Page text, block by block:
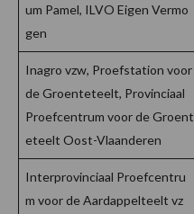
um Pamel, ILVO Eigen Vermo
gen
Inagro vzw, Proefstation voor
de Groenteteelt, Provinciaal
Proefcentrum voor de Groent
eteelt Oost-Vlaanderen
Interprovinciaal Proefcentru
m voor de Aardappelteelt vz